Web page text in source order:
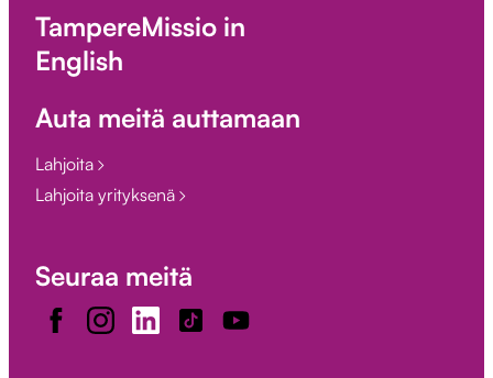
TampereMissio in
English
Auta meitä auttamaan
Lahjoita
Lahjoita yrityksenä
Seuraa meitä
FacebookInstagramLinkedInTikTokYoutube